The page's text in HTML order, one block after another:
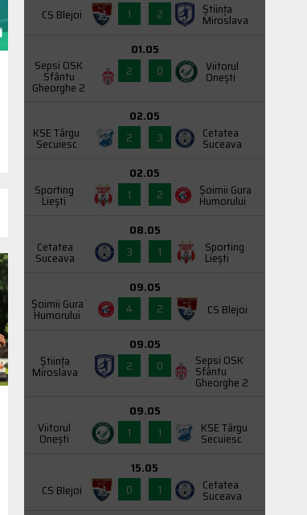
CS Blejoi
1
2 Știința
Miroslava
Sepsi OSK
Sfântu
Gheorghe 2
01.05
2
0 Viitorul
Onești
KSE Târgu
Secuiesc
02.05
2
3 Cetatea
Suceava
Sporting
Liești
02.05
1
2 Şoimii Gura
Humorului
Cetatea
Suceava
08.05
3
1 Sporting
Liești
Şoimii Gura
Humorului
09.05
4
2 CS Blejoi
Știința
Miroslava
09.05
2
0 Sepsi OSK
Sfântu
Gheorghe 2
Viitorul
Onești
09.05
1
1 KSE Târgu
Secuiesc
CS Blejoi
15.05
0
1 Cetatea
Suceava